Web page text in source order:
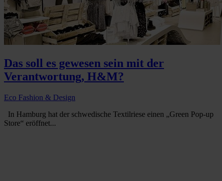
Das soll es gewesen sein mit der
Verantwortung, H&M?
Eco Fashion & Design
In Hamburg hat der schwedische Textilriese einen „Green Pop-up
Store“ eröffnet...